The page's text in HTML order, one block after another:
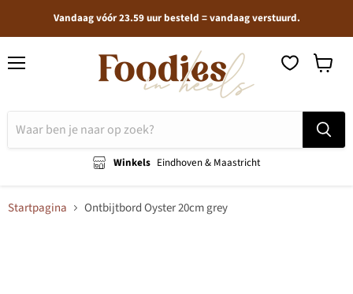
Vandaag vóór 23.59 uur besteld = vandaag verstuurd.
Winkels Eindhoven & Maastricht
Startpagina Ontbijtbord Oyster 20cm grey